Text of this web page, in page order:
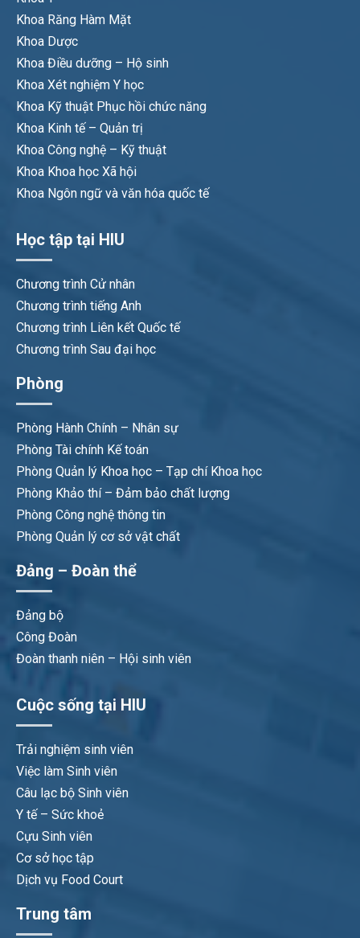
Khoa Răng Hàm Mặt
Khoa Dược
Khoa Điều dưỡng – Hộ sinh
Khoa Xét nghiệm Y học
Khoa Kỹ thuật Phục hồi chức năng
Khoa Kinh tế – Quản trị
Khoa Công nghệ – Kỹ thuật
Khoa Khoa học Xã hội
Khoa Ngôn ngữ và văn hóa quốc tế
Học tập tại HIU
Chương trình Cử nhân
Chương trình tiếng Anh
Chương trình Liên kết Quốc tế
Chương trình Sau đại học
Phòng
Phòng Hành Chính – Nhân sự
Phòng Tài chính Kế toán
Phòng Quản lý Khoa học – Tạp chí Khoa học
Phòng Khảo thí – Đảm bảo chất lượng
Phòng Công nghệ thông tin
Phòng Quản lý cơ sở vật chất
Đảng – Đoàn thể
Đảng bộ
Công Đoàn
Đoàn thanh niên – Hội sinh viên
Cuộc sống tại HIU
Trải nghiệm sinh viên
Việc làm Sinh viên
Câu lạc bộ Sinh viên
Y tế – Sức khoẻ
Cựu Sinh viên
Cơ sở học tập
Dịch vụ Food Court
Trung tâm